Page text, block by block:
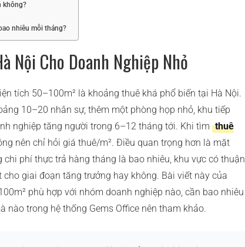
không?
nhiêu mỗi tháng?
Nội Cho Doanh Nghiệp Nhỏ
tích 50–100m² là khoảng thuê khá phổ biến tại Hà Nội.
10–20 nhân sự, thêm một phòng họp nhỏ, khu tiếp
nghiệp tăng người trong 6–12 tháng tới. Khi tìm thuê
nên chỉ hỏi giá thuê/m². Điều quan trọng hơn là mặt
phí thực trả hàng tháng là bao nhiêu, khu vực có thuận
giai đoạn tăng trưởng hay không. Bài viết này của
phù hợp với nhóm doanh nghiệp nào, cần bao nhiêu
nào trong hệ thống Gems Office nên tham khảo.